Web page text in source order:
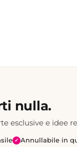
nulla.
esclusive e idee
✓ Annullabile in